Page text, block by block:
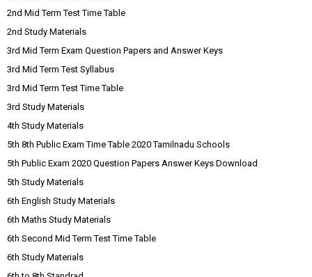
2nd Mid Term Test Time Table
2nd Study Materials
3rd Mid Term Exam Question Papers and Answer Keys
3rd Mid Term Test Syllabus
3rd Mid Term Test Time Table
3rd Study Materials
4th Study Materials
5th 8th Public Exam Time Table 2020 Tamilnadu Schools
5th Public Exam 2020 Question Papers Answer Keys Download
5th Study Materials
6th English Study Materials
6th Maths Study Materials
6th Second Mid Term Test Time Table
6th Study Materials